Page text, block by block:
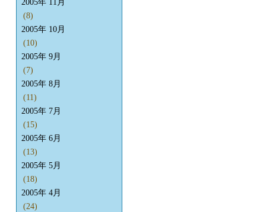
2005年 11月
(8)
2005年 10月
(10)
2005年 9月
(7)
2005年 8月
(11)
2005年 7月
(15)
2005年 6月
(13)
2005年 5月
(18)
2005年 4月
(24)